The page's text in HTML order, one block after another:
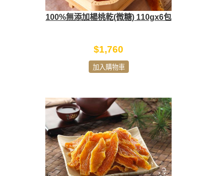
100%無添加楊桃乾(微糖) 110gx6包
$1,760
加入購物車